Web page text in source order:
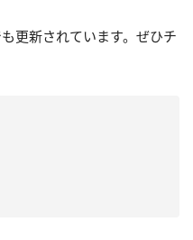
更新されています。ぜひチ